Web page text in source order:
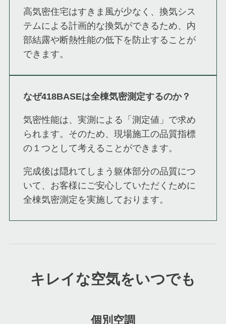
高気密住宅はすきま風が少なく、換気シス
テムによる計画的な換気ができるため、内
部結露や断熱性能の低下を防止することが
できます。
なぜ418BASEは全棟気密測定するのか？
気密性能は、実測による「測定値」で求め
られます。そのため、現場施工の品質指標
の１つとして考えることができます。
完成後は隠れてしまう躯体部分の品質につ
いて、お客様にご安心していただくために
全棟気密測定を実施しております。
キレイな空気をいつでも
個別空調